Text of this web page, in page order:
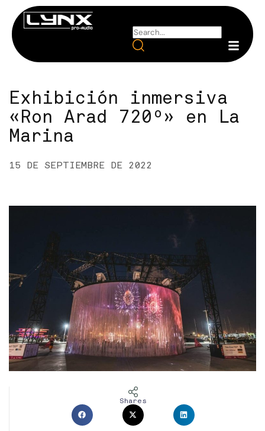
Exhibición inmersiva
«Ron Arad 720º» en La
Marina
15 DE SEPTIEMBRE DE 2022
Shares